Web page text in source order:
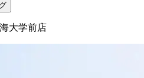
大学前店